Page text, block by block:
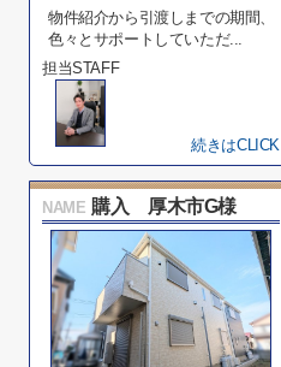
物件紹介から引渡しまでの期間、
色々とサポートしていただ...
担当STAFF
続きはCLICK
NAME 購入 厚木市G様